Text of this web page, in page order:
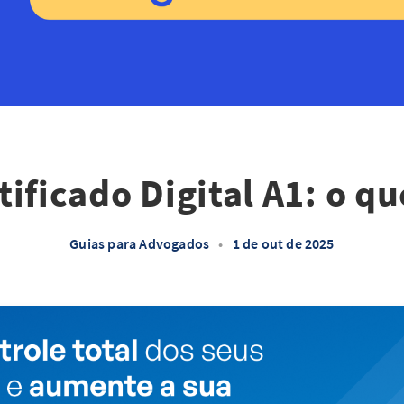
Digital A1: o
Guias para Advogados • 1 de out de 2025